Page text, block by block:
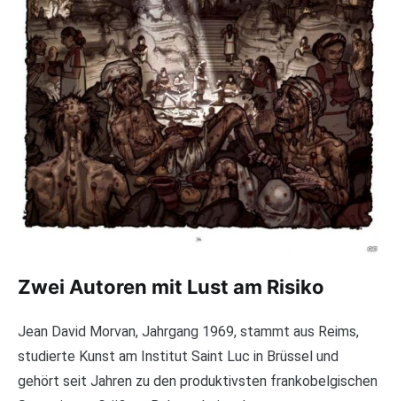
Zwei Autoren mit Lust am Risiko
Jean David Morvan, Jahrgang 1969, stammt aus Reims,
studierte Kunst am Institut Saint Luc in Brüssel und
gehört seit Jahren zu den produktivsten frankobelgischen